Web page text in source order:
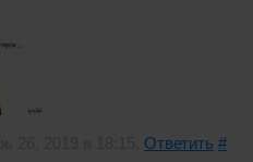
Ответить #